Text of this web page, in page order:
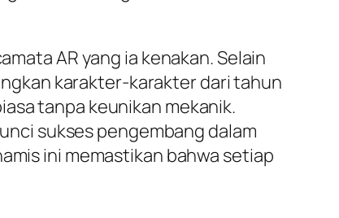
AR yang ia kenakan. Selain
karakter-karakter dari tahun
tanpa keunikan mekanik.
sukses pengembang dalam
ini memastikan bahwa setiap